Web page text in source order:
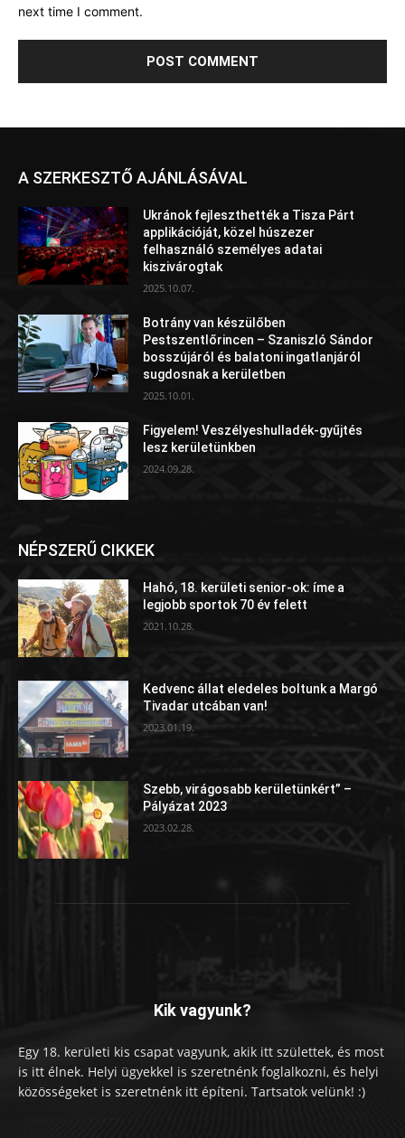
next time I comment.
A SZERKESZTŐ AJÁNLÁSÁVAL
Ukránok fejleszthették a Tisza Párt
applikációját, közel húszezer
felhasználó személyes adatai
kiszivárogtak
2025.10.07.
Botrány van készülőben
Pestszentlőrincen – Szaniszló Sándor
bosszújáról és balatoni ingatlanjáról
sugdosnak a kerületben
2025.10.01.
Figyelem! Veszélyeshulladék-gyűjtés
lesz kerületünkben
2024.09.28.
NÉPSZERŰ CIKKEK
Hahó, 18. kerületi senior-ok: íme a
legjobb sportok 70 év felett
2021.10.28.
Kedvenc állat eledeles boltunk a Margó
Tivadar utcában van!
2023.01.19.
Szebb, virágosabb kerületünkért” –
Pályázat 2023
2023.02.28.
Kik vagyunk?
Egy 18. kerületi kis csapat vagyunk, akik itt születtek, és most
is itt élnek. Helyi ügyekkel is szeretnénk foglalkozni, és helyi
közösségeket is szeretnénk itt építeni. Tartsatok velünk! :)